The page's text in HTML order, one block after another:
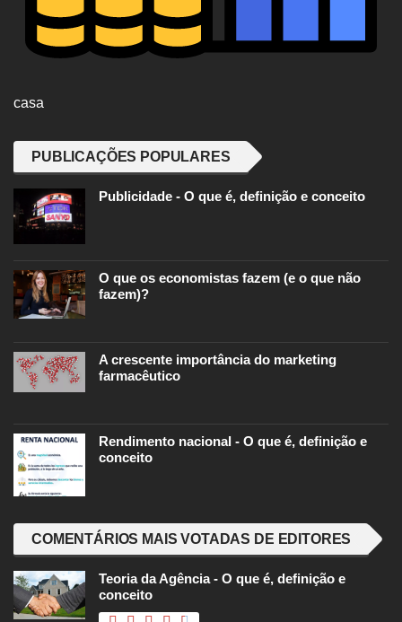
casa
PUBLICAÇÕES POPULARES
Publicidade - O que é, definição e conceito
O que os economistas fazem (e o que não
fazem)?
A crescente importância do marketing
farmacêutico
Rendimento nacional - O que é, definição e
conceito
COMENTÁRIOS MAIS VOTADAS DE EDITORES
Teoria da Agência - O que é, definição e
conceito